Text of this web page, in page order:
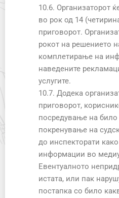
10.6. Организаторот
во рок од 14
приговорот.
рокот на решението
комплетирање на
наведените
услугите.
10.7. Додека
приговорот,
посредување на било
покренување на
до инспекторати
информации во
Евентуалното
истата, или пак
постапка со било